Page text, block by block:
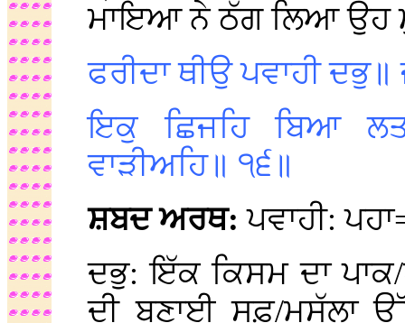
ਮਾਇਆ ਨੇ ਠੱਗ ਲਿਆ ਉਹ
ਫਰੀਦਾ ਥੀਉ ਪਵਾਹੀ
ਇਕੁ ਛਿਜਹਿ ਬਿਆ
ਵਾੜੀਅਹਿ॥ ੧੬॥
ਸ਼ਬਦ ਅਰਥ:ਪਵਾਹੀ:
ਦਭੁ: ਇੱਕ ਕਿਸਮ ਦਾ
ਦੀ ਬਣਾਈ ਸਫ਼/ਮੁਸੱਲਾ